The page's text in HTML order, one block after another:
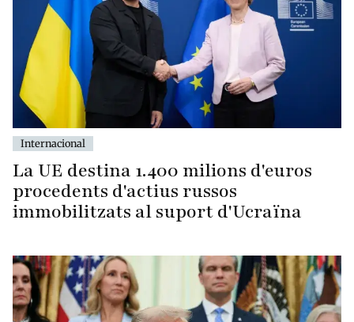
Internacional
La UE destina 1.400 milions d'euros
procedents d'actius russos
immobilitzats al suport d'Ucraïna